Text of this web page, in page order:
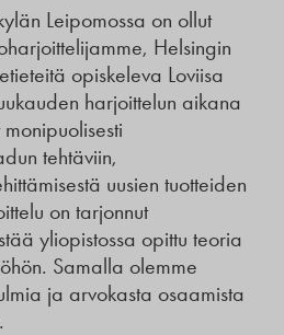
Leipomossa on ollut
Helsingin
opiskeleva Loviisa
harjoittelun aikana
tehtäviin,
uusien tuotteiden
on tarjonnut
yliopistossa opittu teoria
Samalla olemme
ja arvokasta osaamista